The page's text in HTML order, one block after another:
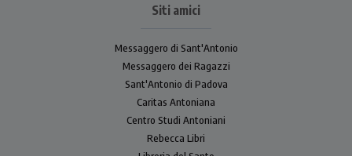
Siti amici
Messaggero di Sant'Antonio
Messaggero dei Ragazzi
Sant'Antonio di Padova
Caritas Antoniana
Centro Studi Antoniani
Rebecca Libri